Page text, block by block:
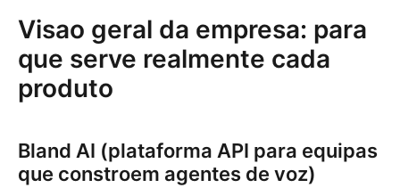
Visao geral da empresa: para
que serve realmente cada
produto
Bland AI (plataforma API para equipas
que constroem agentes de voz)